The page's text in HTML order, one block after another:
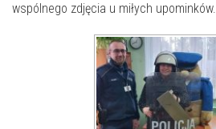
wspólnego zdjęcia u miłych upominków.